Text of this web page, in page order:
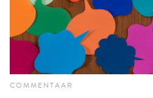
COMMENTAAR